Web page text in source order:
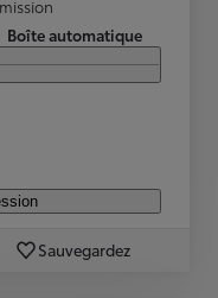
Boîte automatique
Sauvegardez